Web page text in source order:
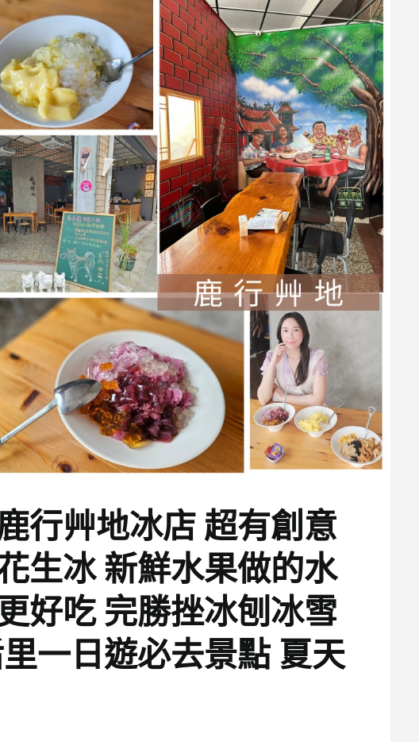
行艸地冰店 超有創意
生冰 新鮮水果做的水
好吃 完勝挫冰刨冰雪
一日遊必去景點 夏天